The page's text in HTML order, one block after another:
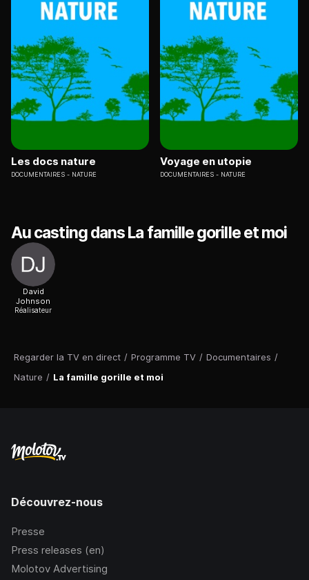
Regarder la TV en direct / Programme TV / Documentaires /
Nature / La famille gorille et moi
Les docs nature
DOCUMENTAIRES NATURE
Voyage en utopie
DOCUMENTAIRES NATURE
Au casting dans La famille gorille et moi
David
Johnson
Réalisateur
Découvrez-nous
Presse
Press releases (en)
Molotov Advertising